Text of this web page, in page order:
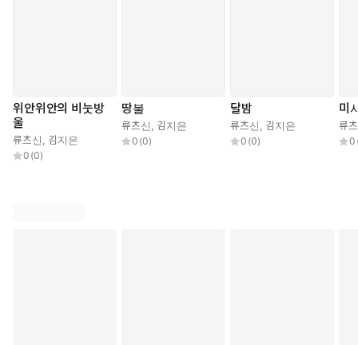
위안위안의 비눗방
울
류츠신 김지은
0 (0)
땅불
류츠신 김지은
0 (0)
달밤
류츠신 김지은
0 (0)
미
류
0